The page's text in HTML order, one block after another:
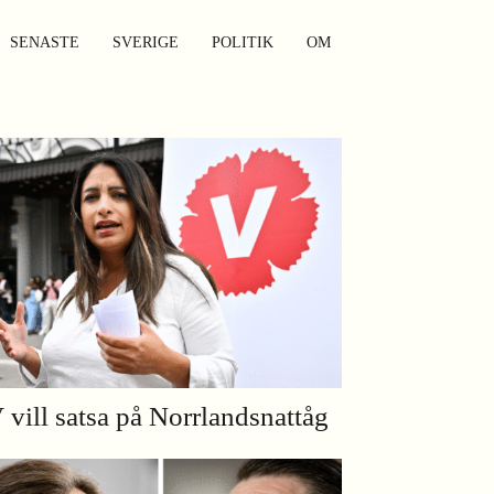
SENASTE SVERIGE POLITIK OM
vill satsa på Norrlandsnattåg